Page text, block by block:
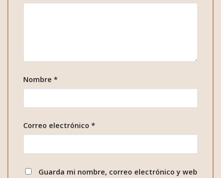
Nombre *
Correo electrónico *
Guarda mi nombre, correo electrónico y web